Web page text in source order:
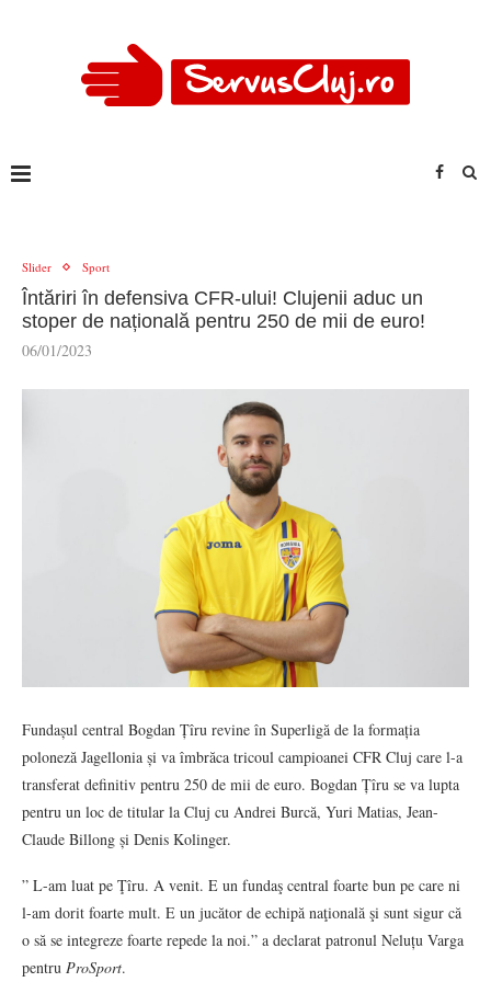
Slider Sport
Întăriri în defensiva CFR-ului! Clujenii aduc un
stoper de națională pentru 250 de mii de euro!
06/01/2023
Fundașul central Bogdan Țîru revine în Superligă de la formația
poloneză Jagellonia și va îmbrăca tricoul campioanei CFR Cluj care l-a
transferat definitiv pentru 250 de mii de euro. Bogdan Țîru se va lupta
pentru un loc de titular la Cluj cu Andrei Burcă, Yuri Matias, Jean-
Claude Billong și Denis Kolinger.
” L-am luat pe Ţîru. A venit. E un fundaş central foarte bun pe care ni
l-am dorit foarte mult. E un jucător de echipă naţională şi sunt sigur că
o să se integreze foarte repede la noi.” a declarat patronul Neluțu Varga
pentru ProSport.